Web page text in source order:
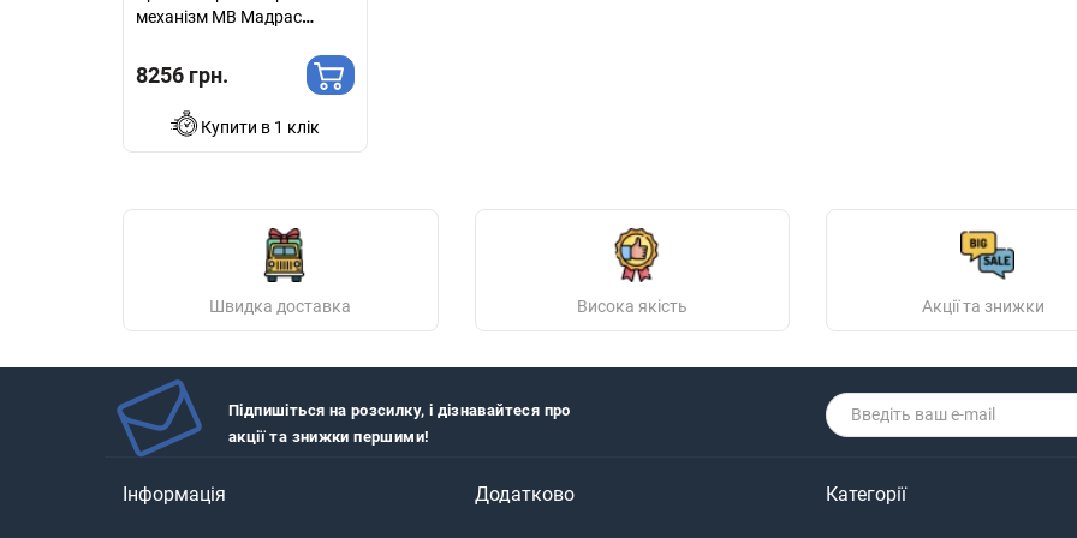
механізм МВ Мадрас
8256 грн.
Купити в 1 клік
Швидка доставка Висока якість Акції та знижки
Підпишіться на розсилку, і дізнавайтеся про
акції та знижки першими!
Інформація Додатково Категорії